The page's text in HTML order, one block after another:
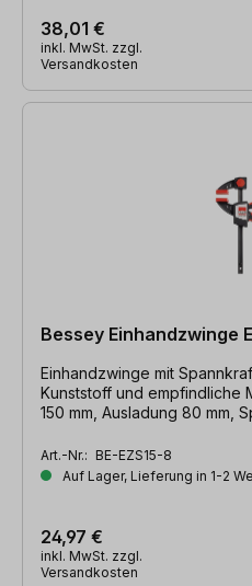
38,01 €
inkl. MwSt. zzgl.
Versandkosten
Bessey Einhandzwinge
Einhandzwinge mit
Kunststoff und empfindliche
150 mm, Ausladung 80 mm,
Art.-Nr.: BE-EZS15-8
Auf Lager, Lieferung in 1-2
24,97 €
inkl. MwSt. zzgl.
Versandkosten